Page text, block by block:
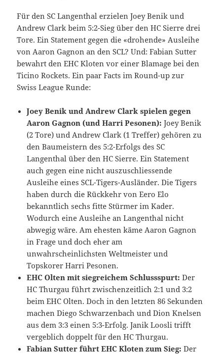
Für den SC Langenthal erzielen Joey Benik und
Andrew Clark beim 5:2-Sieg über den HC Sierre drei
Tore. Ein Statement gegen die «drohende» Ausleihe
von Aaron Gagnon an den SCL? Und: Fabian Sutter
bewahrt den EHC Kloten vor einer Blamage bei den
Ticino Rockets. Ein paar Facts im Round-up zur
Swiss League Runde:
Joey Benik und Andrew Clark spielen gegen
Aaron Gagnon (und Harri Pesonen): Joey Benik
(2 Tore) und Andrew Clark (1 Treffer) gehören zu
den Baumeistern des 5:2-Erfolgs des SC
Langenthal über den HC Sierre. Ein Statement
auch gegen eine nicht auszuschliessende
Ausleihe eines SCL-Tigers-Ausländer. Die Tigers
haben durch die Rückkehr von Eero Elo
bekanntlich sechs fitte Stürmer im Kader.
Wodurch eine Ausleihe an Langenthal nicht
abwegig wäre. Am ehesten käme Aaron Gagnon
in Frage und doch eher am
unwahrscheinlichsten Weltmeister und
Topskorer Harri Pesonen.
EHC Olten mit siegreichem Schlussspurt: Der
HC Thurgau führt zwischenzeitlich 2:1 und 3:2
beim EHC Olten. Doch in den letzten 86 Sekunden
machen Diego Schwarzenbach und Dion Knelsen
aus dem 3:3 einen 5:3-Erfolg. Janik Loosli trifft
vergeblich doppelt für den HC Thurgau.
Fabian Sutter führt EHC Kloten zum Sieg: Der